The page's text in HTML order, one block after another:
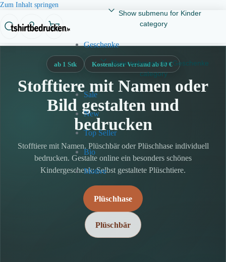
Zum Inhalt springen
Show submenu for Kinder
category
Geschenke
Show submenu for Geschenke
category
Sale
New
Top Seller
Bio
Motive
ab 1 Stk Kostenloser Versand ab 80 €
Stofftiere mit Namen oder
Bild gestalten und
bedrucken
Stofftiere mit Namen. Plüschbär oder Plüschhase individuell
bedrucken. Gestalte online ein besonders schönes
Kindergeschenk: Selbst gestaltete Plüschtiere.
Plüschhase
Plüschbär